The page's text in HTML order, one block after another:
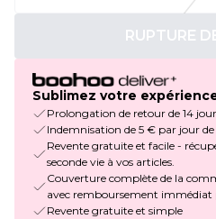
RUPTURE
Sublimez votre
Prolongation de retour de 14
Indemnisation de 5 € par jour
Revente gratuite et facile -
seconde vie à vos articles.
Couverture complète de la
avec remboursement immédiat
Revente gratuite et simple